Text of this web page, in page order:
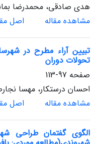
هدی صادقی، محمدرضا
مشاهده مقاله
اصل
تبیین آراء مطرح در
تحولات دوران
صفحه 97-113
احسان درستکار، مهسا
مشاهده مقاله
اصل
الگوی گفتمان طراحی